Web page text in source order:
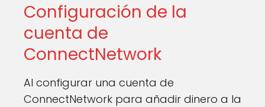
Configuración de la
cuenta de
ConnectNetwork
Al configurar una cuenta de
ConnectNetwork para añadir dinero a la